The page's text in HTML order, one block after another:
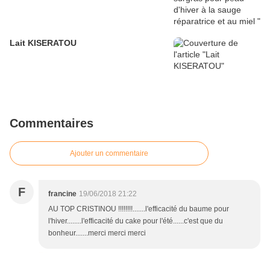
Lait KISERATOU
Commentaires
Ajouter un commentaire
F francine 19/06/2018 21:22
AU TOP CRISTINOU !!!!!!!!.......l'efficacité du baume pour
l'hiver........l'efficacité du cake pour l'été......c'est que du
bonheur.......merci merci merci